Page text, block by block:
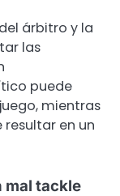
árbitro y la
las
puede
mientras
en un
mal tackle